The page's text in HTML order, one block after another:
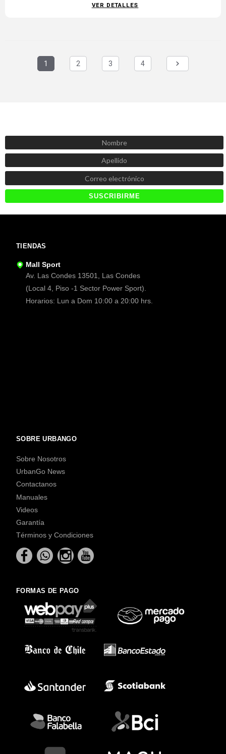
VER DETALLES
1 2 3 4
TIENDAS
Mall Sport
Av. Las Condes 13501, Las Condes
(Local 4, Piso -1 Sector Power Sport).
Horarios: Lun a Dom 10:00 a 20:00 hrs.
SOBRE URBANGO
Sobre Nosotros
UrbanGo News
Contactanos
Manuales
Videos
Garantía
Términos y Condiciones
FORMAS DE PAGO